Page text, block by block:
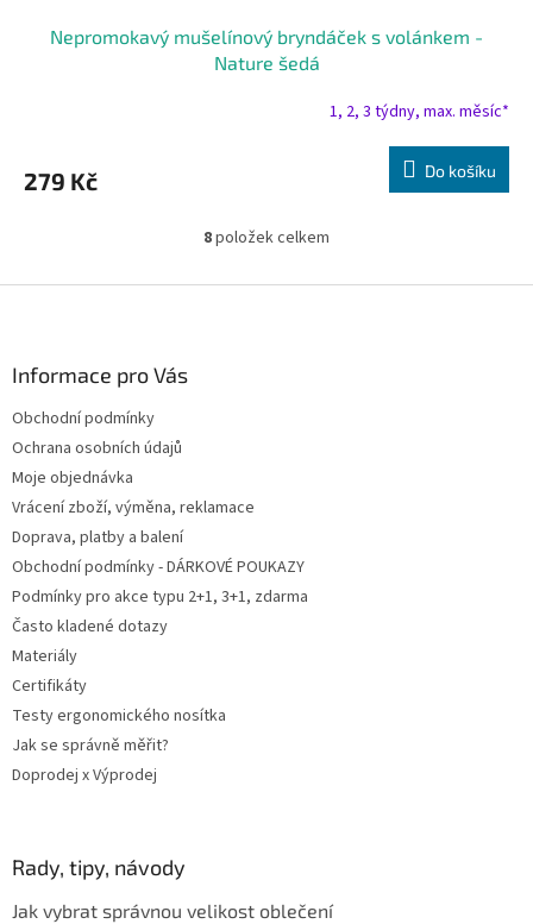
Nepromokavý mušelínový bryndáček s volánkem -
Nature šedá
1, 2, 3 týdny, max. měsíc*
279 Kč Do košíku
O
l
ý
p
i
8položek celkem
Informace pro Vás
Obchodní podmínky
Ochrana osobních údajů
Moje objednávka
Vrácení zboží, výměna, reklamace
Doprava, platby a balení
Obchodní podmínky - DÁRKOVÉ POUKAZY
Podmínky pro akce typu 2+1, 3+1, zdarma
Často kladené dotazy
Materiály
Certifikáty
Testy ergonomického nosítka
Jak se správně měřit?
Doprodej x Výprodej
Rady, tipy, návody
Jak vybrat správnou velikost oblečení